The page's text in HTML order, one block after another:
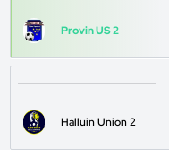
Provin US 2
Halluin Union 2